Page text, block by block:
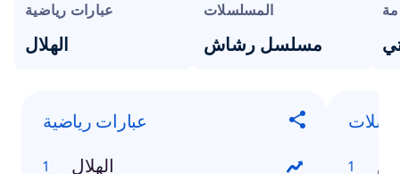
عبارات رياضية
الهلال
المسلسلات
مسلسل رشاش
عبارات رياضية
الهلال